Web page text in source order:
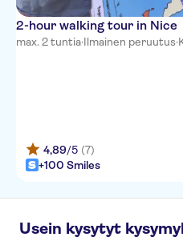
2-hour walking tour in Nice
max. 2 tuntia·Ilmainen peruutus·
4,89/5 (7)
+100 Smiles
Usein kysytyt